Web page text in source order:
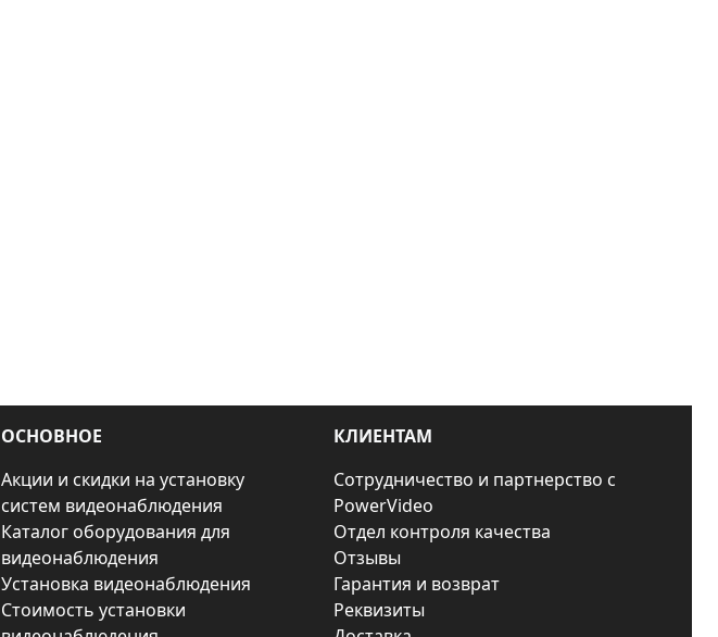
ОСНОВНОЕ
Акции и скидки на установку
систем видеонаблюдения
Каталог оборудования для
видеонаблюдения
Установка видеонаблюдения
Стоимость установки
КЛИЕНТАМ
Сотрудничество и партнерство с
PowerVideo
Отдел контроля качества
Отзывы
Гарантия и возврат
Реквизиты